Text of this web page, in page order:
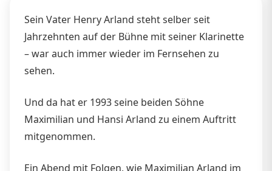
Sein Vater Henry Arland steht selber seit
Jahrzehnten auf der Bühne mit seiner Klarinette
– war auch immer wieder im Fernsehen zu
sehen.
Und da hat er 1993 seine beiden Söhne
Maximilian und Hansi Arland zu einem Auftritt
mitgenommen.
Ein Abend mit Folgen, wie Maximilian Arland im